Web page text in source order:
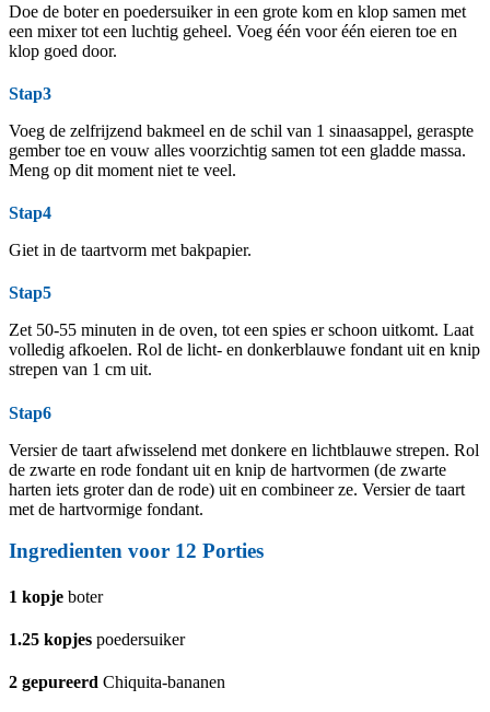
Doe de boter en poedersuiker in een grote kom en klop samen met
een mixer tot een luchtig geheel. Voeg één voor één eieren toe en
klop goed door.
Stap3
Voeg de zelfrijzend bakmeel en de schil van 1 sinaasappel, geraspte
gember toe en vouw alles voorzichtig samen tot een gladde massa.
Meng op dit moment niet te veel.
Stap4
Giet in de taartvorm met bakpapier.
Stap5
Zet 50-55 minuten in de oven, tot een spies er schoon uitkomt. Laat
volledig afkoelen. Rol de licht- en donkerblauwe fondant uit en knip
strepen van 1 cm uit.
Stap6
Versier de taart afwisselend met donkere en lichtblauwe strepen. Rol
de zwarte en rode fondant uit en knip de hartvormen (de zwarte
harten iets groter dan de rode) uit en combineer ze. Versier de taart
met de hartvormige fondant.
Ingredienten voor 12 Porties
1 kopje boter
1.25 kopjes poedersuiker
2 gepureerd Chiquita-bananen